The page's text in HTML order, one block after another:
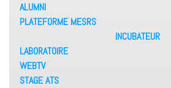
ALUMNI
PLATEFORME MESRS
INCUBATEUR
LABORATOIRE
WEBTV
STAGE ATS